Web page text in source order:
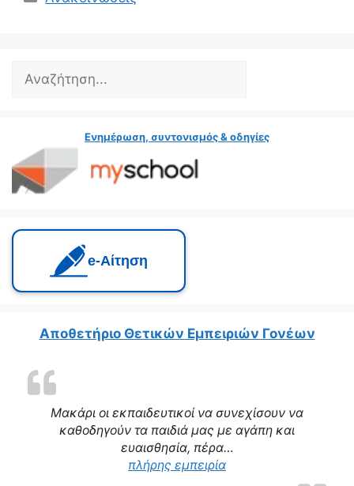
Search
Ενημέρωση, συντονισμός & οδηγίες
e‑Αίτηση
Μακάρι οι εκπαιδευτικοί να συνεχίσουν να
καθοδηγούν τα παιδιά μας με αγάπη και
ευαισθησία, πέρα…
πλήρης εμπειρία“Η δασκάλα μας
Αποθετήριο Θετικών Εμπειριών Γονέων